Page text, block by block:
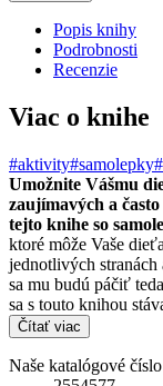
Popis knihy
Podrobnosti
Recenzie
Viac o knihe
#aktivity#samolepky
Umožnite Vášmu
zaujímavých a
tejto knihe so
ktoré môže Vaše
jednotlivých stranách
sa mu budú páčiť
sa s touto knihou
Čítať viac
Naše katalógové číslo